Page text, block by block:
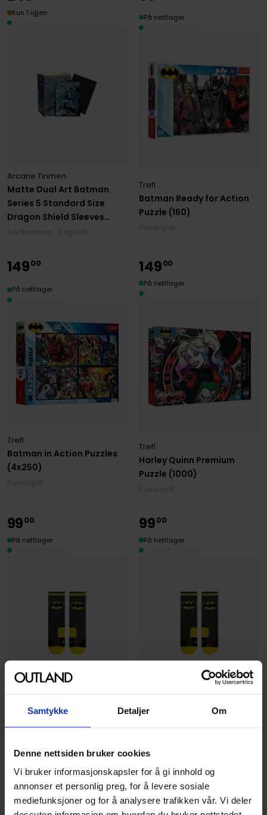
Samtykke Detaljer Om
Denne nettsiden bruker cookies
Vi bruker informasjonskapsler for å gi innhold og
annonser et personlig preg, for å levere sosiale
mediefunksjoner og for å analysere trafikken vår. Vi deler
Matte Dual Art Batman
Series 5 Standard Size
Dragon Shield Sleeves
Arcane Tinmen
Kun 1 igjen
Batman Ready for Action
Puzzle (160)
Trefl
På nettlager
Batman in Action Puzzles
(4x250)
Trefl
14900
På nettlager
Harley Quinn Premium
Puzzle (1000)
Trefl
14900
På nettlager
Batman Aktiv Grip Socks
(L/XL)
9900
På nettlager
Batman Aktiv Grip Socks
9900
På nettlager
9900
På nettlager
9900
På nettlager